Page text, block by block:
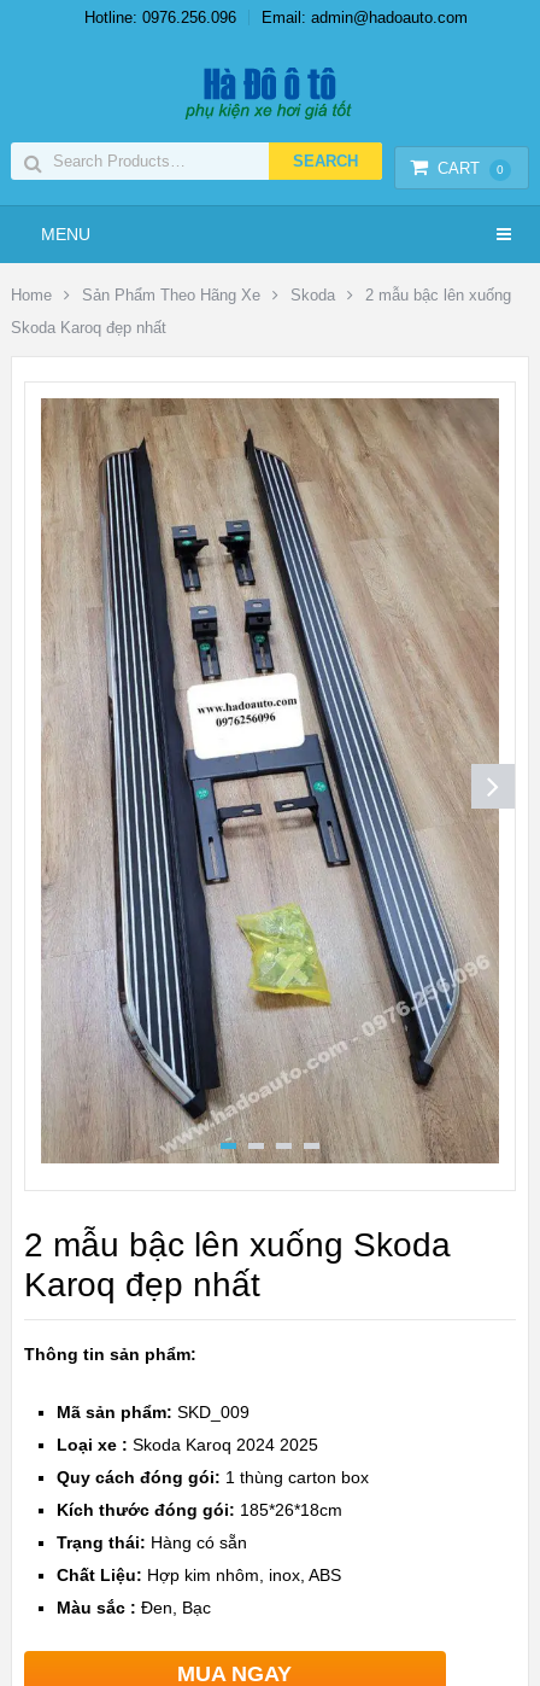
Hotline: 0976.256.096 Email: admin@hadoauto.com
CART 0
MENU
Home Sản Phẩm Theo Hãng Xe Skoda
2 mẫu bậc lên xuống
Skoda Karoq đẹp nhất
2 mẫu bậc lên xuống Skoda
Karoq đẹp nhất
Thông tin sản phẩm:
Mã sản phẩm: SKD_009
Loại xe : Skoda Karoq 2024 2025
Quy cách đóng gói: 1 thùng carton box
Kích thước đóng gói: 185*26*18cm
Trạng thái: Hàng có sẵn
Chất Liệu: Hợp kim nhôm, inox, ABS
Màu sắc : Đen, Bạc
MUA NGAY